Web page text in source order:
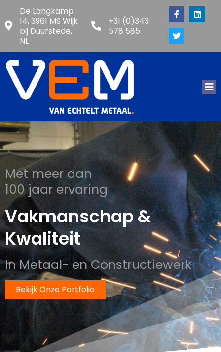
De Langkamp
14, 3961 MS Wijk
bij Duurstede,
NL
+31 (0)343
578 585
Met meer dan
100 jaar ervaring
Vakmanschap &
Kwaliteit
In Metaal- en Constructiewerk
Bekijk Onze Portfolio